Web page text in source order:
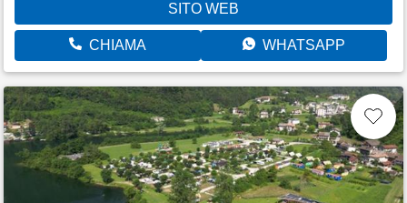
SITO WEB
CHIAMA WHATSAPP